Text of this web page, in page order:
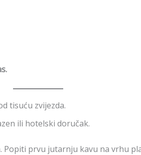
tisuću zvijezda.
ili hotelski doručak.
prvu jutarnju kavu na vrhu